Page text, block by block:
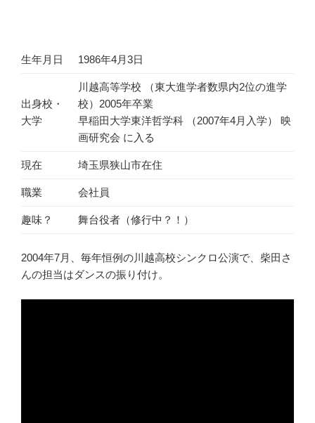
生年月日 1986年4月3日
出身校・
大学
川越高等学校 （東大進学者数県内2位の進学
校）2005年卒業
早稲田大学東洋哲学科 （2007年4月入学） 映
画研究会 に入る
現在 埼玉県狭山市在住
職業 会社員
趣味？ 舞台役者（修行中？！）
2004年7月、毎年恒例の川越高校シンクロ公演で、柴田さ
んの担当はダンスの振り付け。